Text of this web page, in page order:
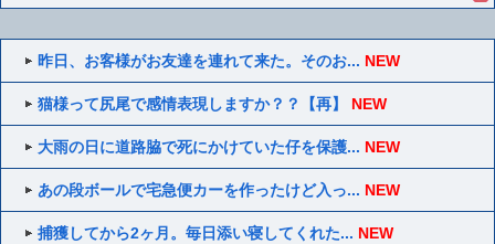
昨日、お客様がお友達を連れて来た。そのお... NEW
猫様って尻尾で感情表現しますか？？【再】 NEW
大雨の日に道路脇で死にかけていた仔を保護... NEW
あの段ボールで宅急便カーを作ったけど入っ... NEW
捕獲してから2ヶ月。毎日添い寝してくれた... NEW